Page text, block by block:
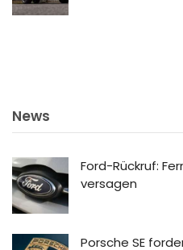
News
Ford-Rückruf:
versagen
Porsche SE